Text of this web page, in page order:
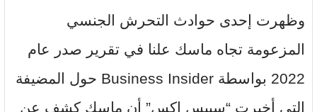
وظهرت إحدى حوادث التحرش الجنسي
المزعومة تجاه ماسك علنا في تقرير صدر عام
2022 بواسطة Business Insider حول المضيفة
التي أخبرت “سبيس إكس” أن ماسك كشف عن